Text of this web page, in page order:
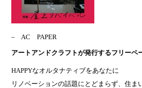
AC PAPER
アートアンドクラフトが発行するフリーペ
HAPPYなオルタナティブをあなたに
リノベーションの話題にとどまらず、住ま